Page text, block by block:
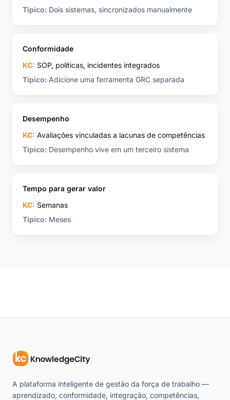
Típico: Dois sistemas, sincronizados manualmente
Conformidade
KC: SOP, políticas, incidentes integrados
Típico: Adicione uma ferramenta GRC separada
Desempenho
KC: Avaliações vinculadas a lacunas de competências
Típico: Desempenho vive em um terceiro sistema
Tempo para gerar valor
KC: Semanas
Típico: Meses
A plataforma inteligente de gestão da força de trabalho —
aprendizado, conformidade, integração, competências,